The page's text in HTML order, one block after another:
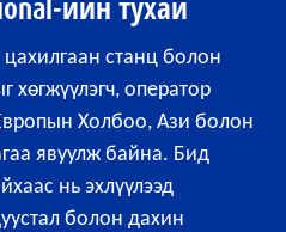
ийн тухай
станц болон
хөгжүүлэгч, оператор
Холбоо, Ази болон
явуулж байна. Бид
нь эхлүүлээд
болон дахин